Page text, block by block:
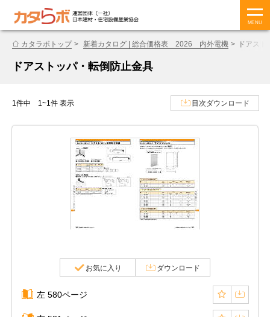
MENU
カタラボトップ 新着カタログ | 総合価格表 2026 内外電機 ドアス
ドアストッパ・転倒防止金具
1件中 1~1件 表示 目次ダウンロード
お気に入り ダウンロード
左 580ページ